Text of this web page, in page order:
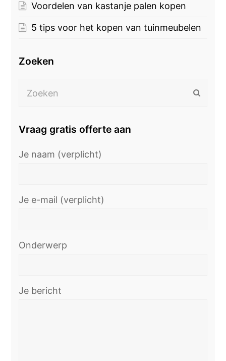
Voordelen van kastanje palen kopen
5 tips voor het kopen van tuinmeubelen
Zoeken
Vraag gratis offerte aan
Je naam (verplicht)
Je e-mail (verplicht)
Onderwerp
Je bericht